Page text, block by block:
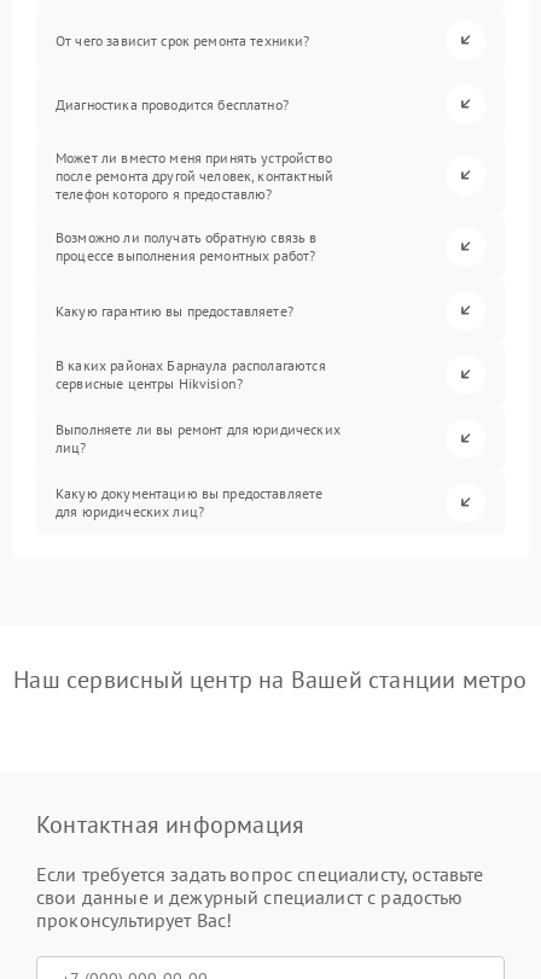
От чего зависит срок ремонта техники?
Диагностика проводится бесплатно?
Может ли вместо меня принять устройство
после ремонта другой человек, контактный
телефон которого я предоставлю?
Возможно ли получать обратную связь в
процессе выполнения ремонтных работ?
Какую гарантию вы предоставляете?
В каких районах Барнаула располагаются
сервисные центры Hikvision?
Выполняете ли вы ремонт для юридических
лиц?
Какую документацию вы предоставляете
для юридических лиц?
Наш сервисный центр на Вашей станции метро
Контактная информация
Если требуется задать вопрос специалисту, оставьте
свои данные и дежурный специалист с радостью
проконсультирует Вас!